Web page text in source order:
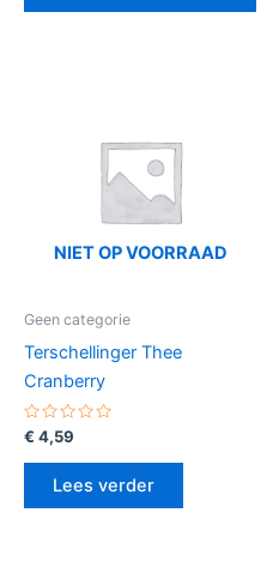
NIET OP VOORRAAD
Geen categorie
Terschellinger Thee
Cranberry
Gewaardeerd
0
uit
€ 4,59
Lees verder